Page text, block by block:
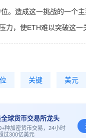
。造成这一挑战的一个
力，使ETH难以突破这一
关键 美元
球货币交易所龙头
种加密货币交易，24小时
过300亿美元